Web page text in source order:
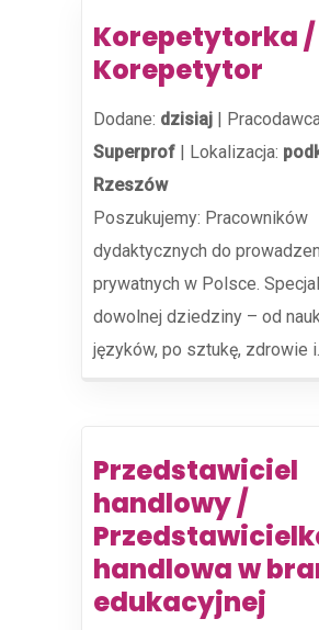
Korepetytorka /
Korepetytor
Dodane: dzisiaj |
Superprof | Lokalizacja:
Rzeszów
Poszukujemy: Pracowników
dydaktycznych do
prywatnych w Polsce.
dowolnej dziedziny – od
języków, po sztukę, zdrowie
Przedstawiciel
handlowy /
handlowa w
edukacyjnej